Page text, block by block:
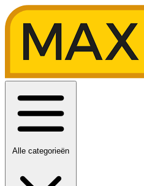
Alle categorieën